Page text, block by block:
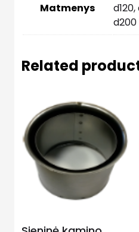
Matmenys
d120,
d200
Related